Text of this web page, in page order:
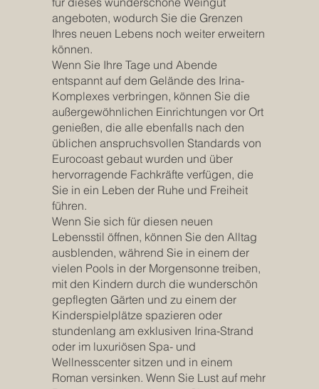
angeboten, wodurch Sie die Grenzen
Ihres neuen Lebens noch weiter erweitern
können.
Wenn Sie Ihre Tage und Abende
entspannt auf dem Gelände des Irina-
Komplexes verbringen, können Sie die
außergewöhnlichen Einrichtungen vor Ort
genießen, die alle ebenfalls nach den
üblichen anspruchsvollen Standards von
Eurocoast gebaut wurden und über
hervorragende Fachkräfte verfügen, die
Sie in ein Leben der Ruhe und Freiheit
führen.
Wenn Sie sich für diesen neuen
Lebensstil öffnen, können Sie den Alltag
ausblenden, während Sie in einem der
vielen Pools in der Morgensonne treiben,
mit den Kindern durch die wunderschön
gepflegten Gärten und zu einem der
Kinderspielplätze spazieren oder
stundenlang am exklusiven Irina-Strand
oder im luxuriösen Spa- und
Wellnesscenter sitzen und in einem
Roman versinken. Wenn Sie Lust auf mehr